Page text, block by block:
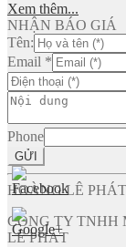
Xem thêm...
NHẬN BÁO GIÁ
Tên:
Email *
Phone
GỬI
HOÀNG LÊ PHÁT
CÔNG TY TNHH
LÊ PHÁT